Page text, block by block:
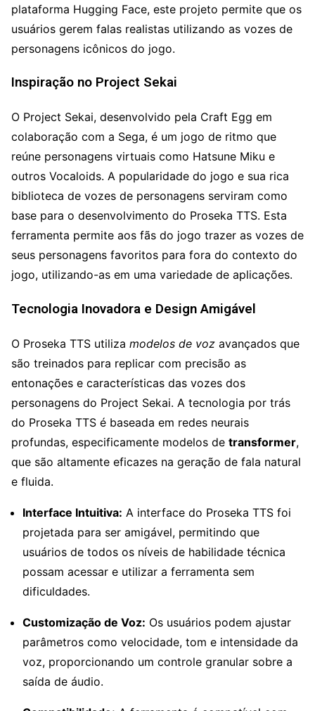
plataforma Hugging Face, este projeto permite que os
usuários gerem falas realistas utilizando as vozes de
personagens icônicos do jogo.
Inspiração no Project Sekai
O Project Sekai, desenvolvido pela Craft Egg em
colaboração com a Sega, é um jogo de ritmo que
reúne personagens virtuais como Hatsune Miku e
outros Vocaloids. A popularidade do jogo e sua rica
biblioteca de vozes de personagens serviram como
base para o desenvolvimento do Proseka TTS. Esta
ferramenta permite aos fãs do jogo trazer as vozes de
seus personagens favoritos para fora do contexto do
jogo, utilizando-as em uma variedade de aplicações.
Tecnologia Inovadora e Design Amigável
O Proseka TTS utiliza modelos de voz avançados que
são treinados para replicar com precisão as
entonações e características das vozes dos
personagens do Project Sekai. A tecnologia por trás
do Proseka TTS é baseada em redes neurais
profundas, especificamente modelos de transformer,
que são altamente eficazes na geração de fala natural
e fluida.
Interface Intuitiva: A interface do Proseka TTS foi
projetada para ser amigável, permitindo que
usuários de todos os níveis de habilidade técnica
possam acessar e utilizar a ferramenta sem
dificuldades.
Customização de Voz: Os usuários podem ajustar
parâmetros como velocidade, tom e intensidade da
voz, proporcionando um controle granular sobre a
saída de áudio.